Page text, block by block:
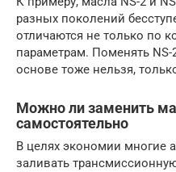
разных поколений
отличаются не только по
параметрам. Поменять NS-
основе тоже нельзя,
Можно ли заменить
самостоятельно
В целях экономии многие
заливать